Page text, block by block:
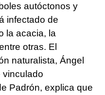
autóctonos y
infectado de
la acacia, la
otras. El
naturalista, Ángel
vinculado
Padrón, explica que